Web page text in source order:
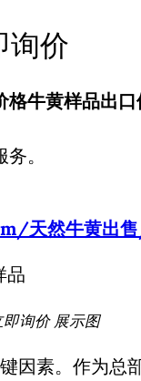
询价
格牛黄样品出
。
天然牛黄出
询价 展示图
因素。作为总